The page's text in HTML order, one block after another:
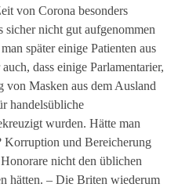
von Corona besonders
sicher nicht gut aufgenommen
später einige Patienten aus
dass einige Parlamentarier,
von Masken aus dem Ausland
handelsübliche
wurden. Hätte man
Korruption und Bereicherung
nicht den üblichen
hätten. – Die Briten wiederum